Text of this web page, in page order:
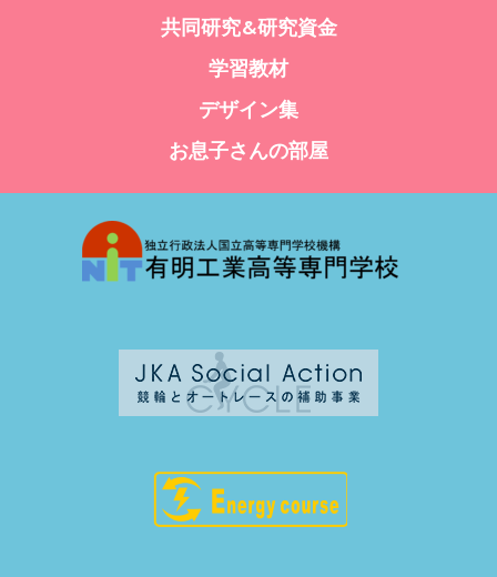
共同研究&研究資金
学習教材
デザイン集
お息子さんの部屋